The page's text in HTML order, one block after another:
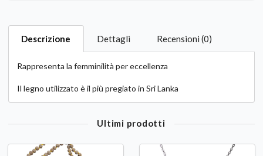
Descrizione Dettagli Recensioni (0)
Rappresenta la femminilità per eccellenza
Il legno utilizzato è il più pregiato in Sri Lanka
Ultimi prodotti